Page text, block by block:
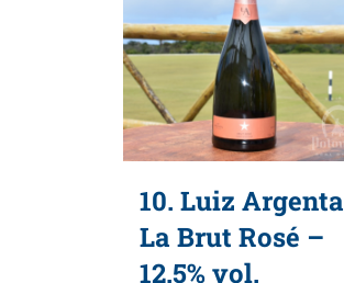
10. Luiz Argenta
La Brut Rosé –
12.5% vol.